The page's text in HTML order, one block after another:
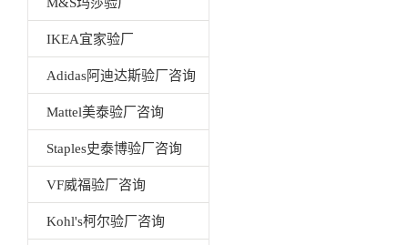
M&S玛莎验厂
IKEA宜家验厂
Adidas阿迪达斯验厂咨询
Mattel美泰验厂咨询
Staples史泰博验厂咨询
VF威福验厂咨询
Kohl's柯尔验厂咨询